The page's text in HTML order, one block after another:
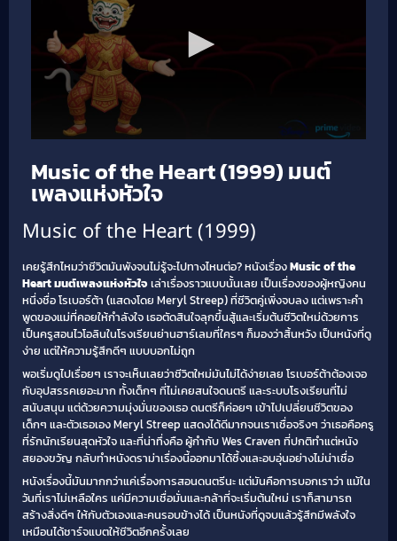
Music of the Heart (1999) มนต์
เพลงแห่งหัวใจ
Music of the Heart (1999)
เคยรู้สึกไหมว่าชีวิตมันพังจนไม่รู้จะไปทางไหนต่อ? หนังเรื่องMusic of the
Heart มนต์เพลงแห่งหัวใจเล่าเรื่องราวแบบนั้นเลย เป็นเรื่องของผู้หญิงคน
หนึ่งชื่อ โรเบอร์ต้า (แสดงโดย Meryl Streep) ที่ชีวิตคู่เพิ่งจบลง แต่เพราะคำ
พูดของแม่ที่คอยให้กำลังใจ เธอตัดสินใจลุกขึ้นสู้และเริ่มต้นชีวิตใหม่ด้วยการ
เป็นครูสอนไวโอลินในโรงเรียนย่านฮาร์เลมที่ใครๆ ก็มองว่าสิ้นหวัง เป็นหนังที่ดู
ง่าย แต่ให้ความรู้สึกดีๆ แบบบอกไม่ถูก
พอเริ่มดูไปเรื่อยๆ เราจะเห็นเลยว่าชีวิตใหม่มันไม่ได้ง่ายเลย โรเบอร์ต้าต้องเจอ
กับอุปสรรคเยอะมาก ทั้งเด็กๆ ที่ไม่เคยสนใจดนตรี และระบบโรงเรียนที่ไม่
สนับสนุน แต่ด้วยความมุ่งมั่นของเธอ ดนตรีก็ค่อยๆ เข้าไปเปลี่ยนชีวิตของ
เด็กๆ และตัวเธอเอง Meryl Streep แสดงได้ดีมากจนเราเชื่อจริงๆ ว่าเธอคือครู
ที่รักนักเรียนสุดหัวใจ และที่น่าทึ่งคือ ผู้กำกับ Wes Craven ที่ปกติทำแต่หนัง
สยองขวัญ กลับทำหนังดราม่าเรื่องนี้ออกมาได้ซึ้งและอบอุ่นอย่างไม่น่าเชื่อ
หนังเรื่องนี้มันมากกว่าแค่เรื่องการสอนดนตรีนะ แต่มันคือการบอกเราว่า แม้ใน
วันที่เราไม่เหลือใคร แค่มีความเชื่อมั่นและกล้าที่จะเริ่มต้นใหม่ เราก็สามารถ
สร้างสิ่งดีๆ ให้กับตัวเองและคนรอบข้างได้ เป็นหนังที่ดูจบแล้วรู้สึกมีพลังใจ
เหมือนได้ชาร์จแบตให้ชีวิตอีกครั้งเลย